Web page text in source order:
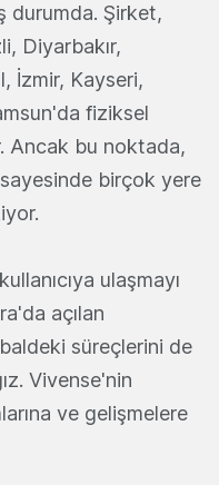
durumda. Şirket,
Diyarbakır,
İzmir, Kayseri,
fiziksel
Ancak bu noktada,
birçok yere
ulaşmayı
açılan
süreçlerini de
Vivense'nin
ve gelişmelere